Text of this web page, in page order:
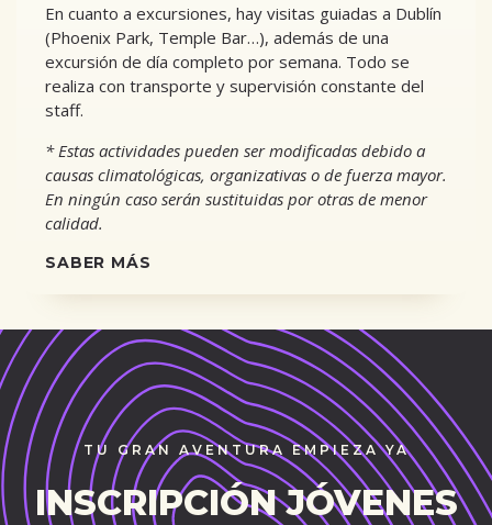
En cuanto a excursiones, hay visitas guiadas a Dublín
(Phoenix Park, Temple Bar…), además de una
excursión de día completo por semana. Todo se
realiza con transporte y supervisión constante del
staff.
* Estas actividades pueden ser modificadas debido a
causas climatológicas, organizativas o de fuerza mayor.
En ningún caso serán sustituidas por otras de menor
calidad.
SABER MÁS
TU GRAN AVENTURA EMPIEZA YA
INSCRIPCIÓN JÓVENES